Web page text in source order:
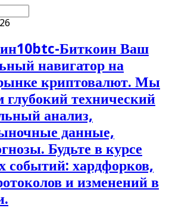
10btc-Биткоин Ваш
навигатор на
криптовалют. Мы
глубокий технический
анализ,
данные,
Будьте в курсе
событий: хардфорков,
и изменений в